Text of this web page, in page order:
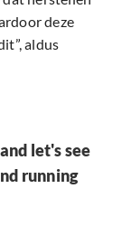
deze
aldus
let's see
running